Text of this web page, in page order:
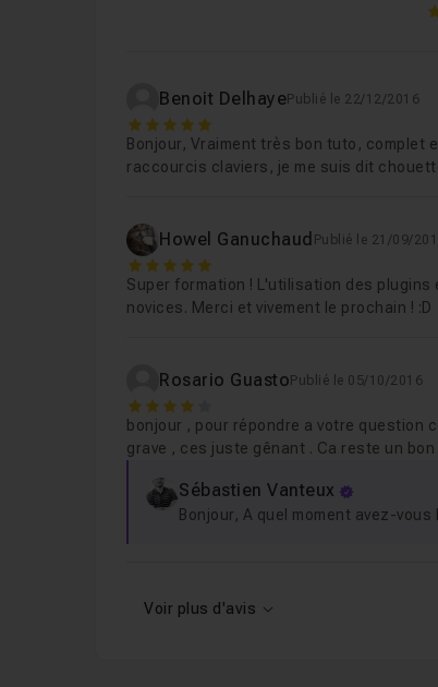
Benoit DelhayePublié le 22/12/2016
5
Bonjour, Vraiment très bon tuto, complet
raccourcis claviers, je me suis dit
Howel Ganuchaud Publié le 21/09/
5
Super formation ! L'utilisation des
novices. Merci et vivement le prochain ! :D
Rosario Guasto Publié le 05/10/2016
4
bonjour , pour répondre a votre question
grave , ces juste gênant . Ca reste un
Sébastien Vanteux
Bonjour, A quel moment avez-vous
Voir plus d'avis